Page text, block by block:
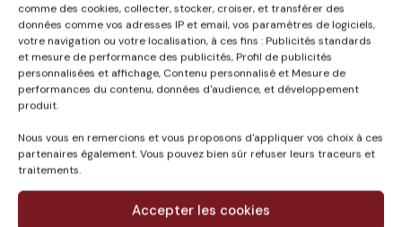
comme des cookies, collecter, stocker, croiser, et transférer des
données comme vos adresses IP et email, vos paramètres de logiciels,
votre navigation ou votre localisation, à ces fins : Publicités standards
et mesure de performance des publicités, Profil de publicités
personnalisées et affichage, Contenu personnalisé et Mesure de
performances du contenu, données d'audience, et développement
produit.
Nous vous en remercions et vous proposons d'appliquer vos choix à ces
partenaires également. Vous pouvez bien sûr refuser leurs traceurs et
traitements.
Accepter les cookies
CAMILLE 26 mars 2025
RÉHABILITATION
ÉNERGÉTIQUE DE LA
RÉSIDENCE BALICHON
A BAYONNE (64)